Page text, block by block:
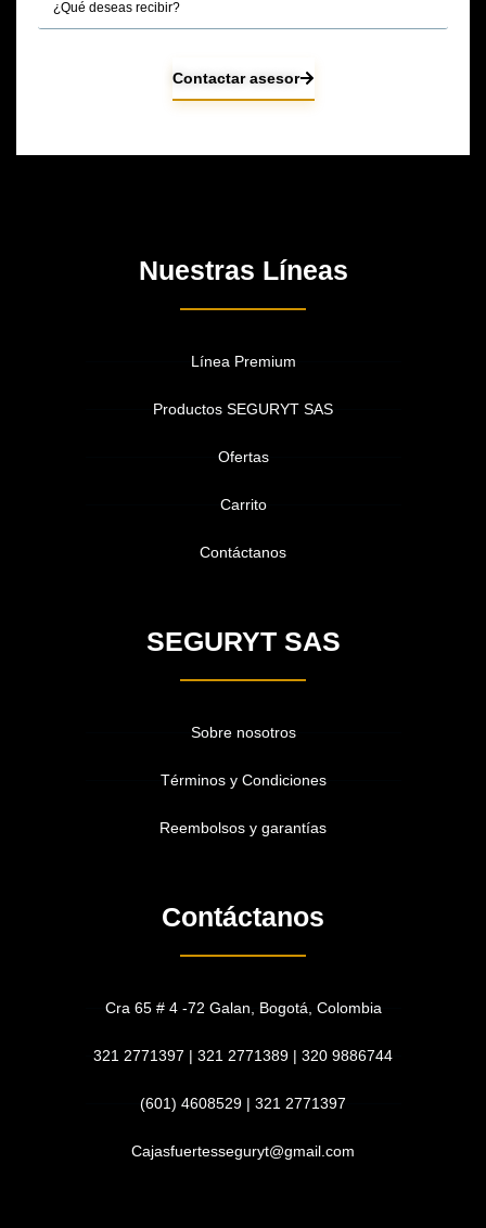
Contactar asesor
Nuestras Líneas
Línea Premium
Productos SEGURYT SAS
Ofertas
Carrito
Contáctanos
SEGURYT SAS
Sobre nosotros
Términos y Condiciones
Reembolsos y garantías
Contáctanos
Cra 65 # 4 -72 Galan, Bogotá, Colombia
321 2771397 | 321 2771389 | 320 9886744
(601) 4608529 | 321 2771397
Cajasfuertesseguryt@gmail.com